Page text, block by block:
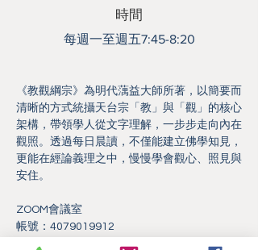
時間
每週一至週五7:45-8:20
《教觀綱宗》為明代蕅益大師所著，以簡要而
清晰的方式統攝天台宗「教」與「觀」的核心
架構，帶領學人從文字理解，一步步走向內在
觀照。透過每日晨讀，不僅能建立佛學知見，
更能在經論義理之中，慢慢學會觀心、照見與
安住。
ZOOM會議室
帳號：4079019912
密碼：12345